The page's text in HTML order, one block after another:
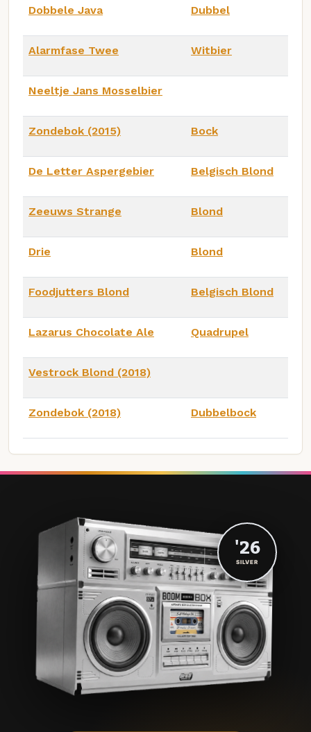
Dobbele Java Dubbel
Alarmfase Twee Witbier
Neeltje Jans Mosselbier
Zondebok (2015) Bock
De Letter Aspergebier Belgisch Blond
Zeeuws Strange Blond
Drie Blond
Foodjutters Blond Belgisch Blond
Lazarus Chocolate Ale Quadrupel
Vestrock Blond (2018)
Zondebok (2018) Dubbelbock
'26
SILVER